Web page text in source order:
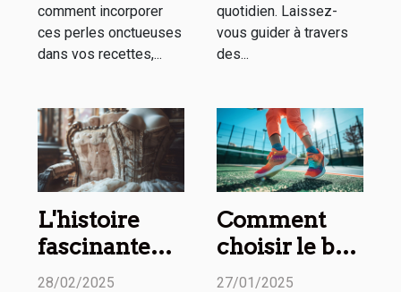
comment incorporer
ces perles onctueuses
dans vos recettes,...
quotidien. Laissez-
vous guider à travers
des...
L'histoire
fascinante
des corsets à
28/02/2025
Comment
choisir le bon
partenaire de
27/01/2025